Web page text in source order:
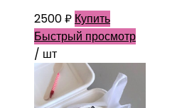
2500₽ Купить
Быстрый просмотр
/ шт